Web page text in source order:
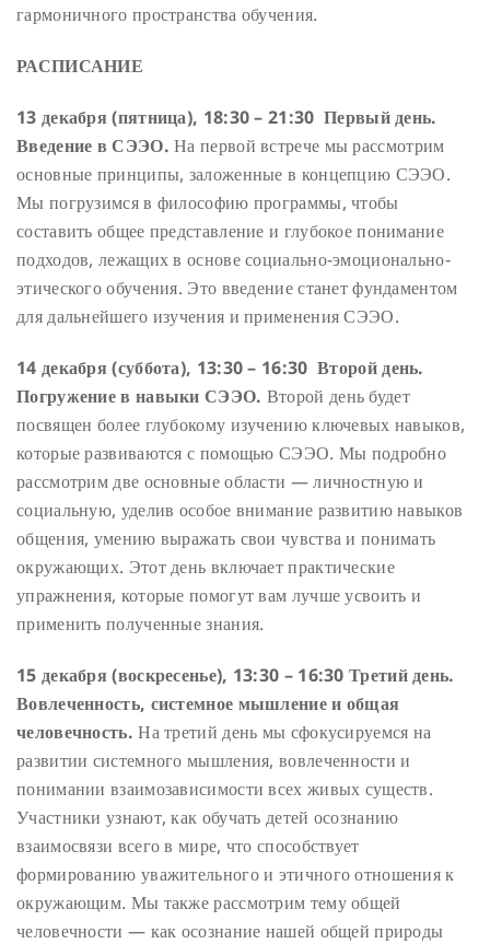
гармоничного пространства обучения.
РАСПИСАНИЕ
13 декабря (пятница), 18:30 – 21:30 Первый день.
Введение в СЭЭО. На первой встрече мы рассмотрим
основные принципы, заложенные в концепцию СЭЭО.
Мы погрузимся в философию программы, чтобы
составить общее представление и глубокое понимание
подходов, лежащих в основе социально-эмоционально-
этического обучения. Это введение станет фундаментом
для дальнейшего изучения и применения СЭЭО.
14 декабря (суббота), 13:30 – 16:30 Второй день.
Погружение в навыки СЭЭО. Второй день будет
посвящен более глубокому изучению ключевых навыков,
которые развиваются с помощью СЭЭО. Мы подробно
рассмотрим две основные области — личностную и
социальную, уделив особое внимание развитию навыков
общения, умению выражать свои чувства и понимать
окружающих. Этот день включает практические
упражнения, которые помогут вам лучше усвоить и
применить полученные знания.
15 декабря (воскресенье), 13:30 – 16:30 Третий день.
Вовлеченность, системное мышление и общая
человечность. На третий день мы сфокусируемся на
развитии системного мышления, вовлеченности и
понимании взаимозависимости всех живых существ.
Участники узнают, как обучать детей осознанию
взаимосвязи всего в мире, что способствует
формированию уважительного и этичного отношения к
окружающим. Мы также рассмотрим тему общей
человечности — как осознание нашей общей природы